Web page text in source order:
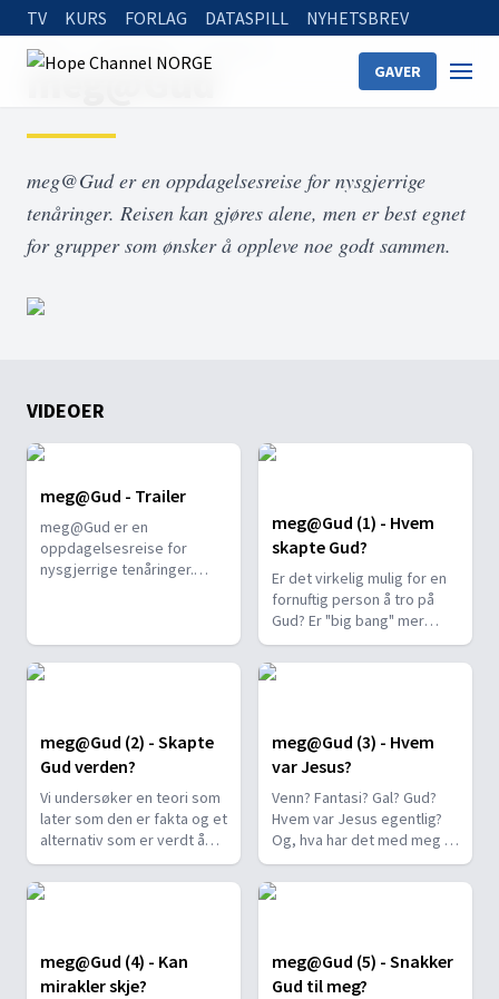
TV KURS FORLAG DATASPILL NYHETSBREV
GAVER
Home
meg@Gud
meg@Gud er en oppdagelsesreise for nysgjerrige
tenåringer. Reisen kan gjøres alene, men er best egnet
for grupper som ønsker å oppleve noe godt sammen.
VIDEOER
meg@Gud - Trailer
meg@Gud er en
oppdagelsesreise for
nysgjerrige tenåringer.
med fremtiden? Hva kan jeg
meg@Gud (1) - Hvem
skapte Gud?
Er det virkelig mulig for en
fornuftig person å tro på
Gud? Er "big bang" mer
fornuftig? Vi undersøker ved
å stille spørsmålet, "hvem
skapte Gud?". Til slutt
teste den.
meg@Gud (2) - Skapte
Gud verden?
Vi undersøker en teori som
later som den er fakta og et
alternativ som er verdt å
fiske ut av søppla. Dette
gjør vi ved å undersøke
Guds påstand om at det var
meg@Gud (3) - Hvem
var Jesus?
Venn? Fantasi? Gal? Gud?
Hvem var Jesus egentlig?
Og, hva har det med meg å
gjøre? Vi ser nærmere på
en mann som har påvirket
vår verden mer enn noen
karakter, og hva sa andre
om ham?
meg@Gud (4) - Kan
mirakler skje?
meg@Gud (5) - Snakker
Gud til meg?